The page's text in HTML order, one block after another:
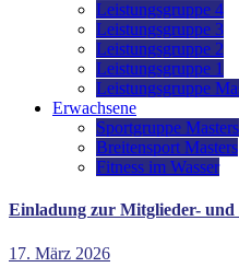
Leistungsgruppe 4
Leistungsgruppe 3
Leistungsgruppe 2
Leistungsgruppe 1
Leistungsgruppe
Erwachsene
Sportgruppe Masters
Breitensport Masters
Fitness im Wasser
Einladung zur Mitglieder- und
17. März 2026